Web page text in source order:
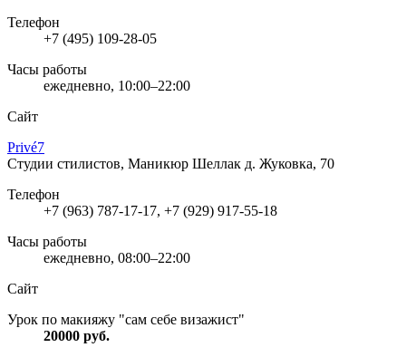
Телефон
+7 (495) 109-28-05
Часы работы
ежедневно, 10:00–22:00
Сайт
Privé7
Студии стилистов, Маникюр Шеллак д. Жуковка, 70
Телефон
+7 (963) 787-17-17, +7 (929) 917-55-18
Часы работы
ежедневно, 08:00–22:00
Сайт
Урок по макияжу "сам себе визажист"
20000 руб.